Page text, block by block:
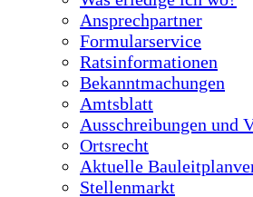
Ansprechpartner
Formularservice
Ratsinformationen
Bekanntmachungen
Amtsblatt
Ausschreibungen und
Ortsrecht
Aktuelle
Stellenmarkt